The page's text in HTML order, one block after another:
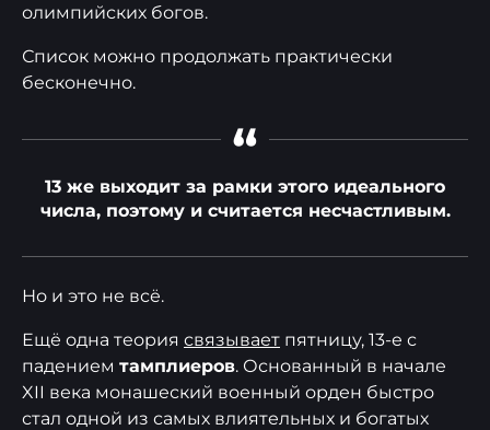
олимпийских богов.
Список можно продолжать практически
бесконечно.
“
13 же выходит за рамки этого идеального
числа, поэтому и считается несчастливым.
Но и это не всё.
Ещё одна теория связывает пятницу, 13-е с
падением тамплиеров. Основанный в начале
XII века монашеский военный орден быстро
стал одной из самых влиятельных и богатых